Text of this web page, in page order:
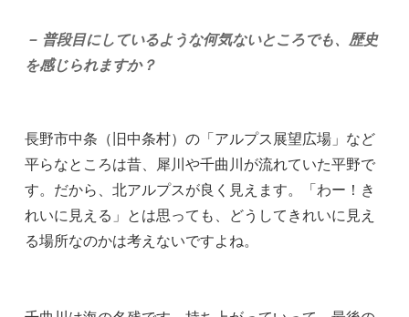
－ 普段目にしているような何気ないところでも、歴史
を感じられますか？
長野市中条（旧中条村）の「アルプス展望広場」など
平らなところは昔、犀川や千曲川が流れていた平野で
す。だから、北アルプスが良く見えます。「わー！き
れいに見える」とは思っても、どうしてきれいに見え
る場所なのかは考えないですよね。